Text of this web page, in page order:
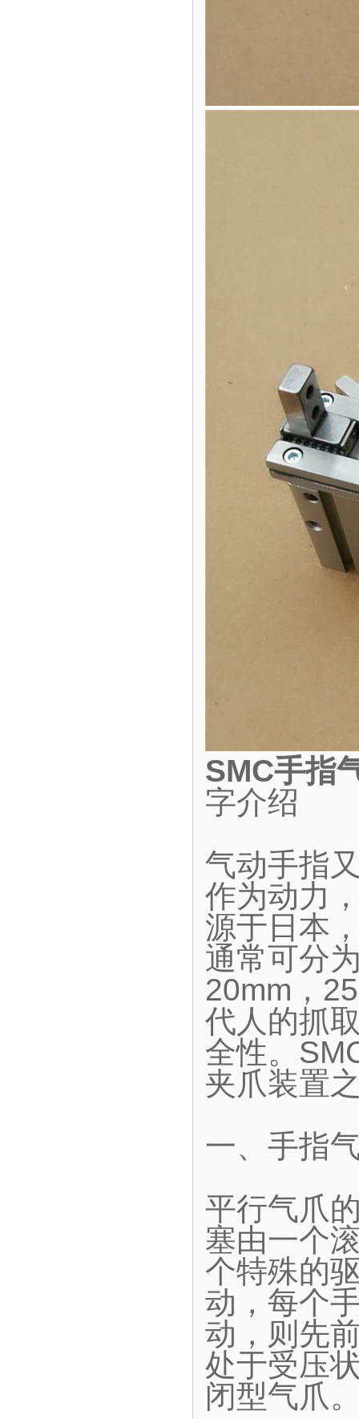
SMC手指
字介绍
气动手指
作为动力
源于日本
通常可分
20mm，
代人的抓
全性。
夹爪装置
一、手指
平行气爪
塞由一个
个特殊的
动，每个
动，则先
处于受压
闭型气爪